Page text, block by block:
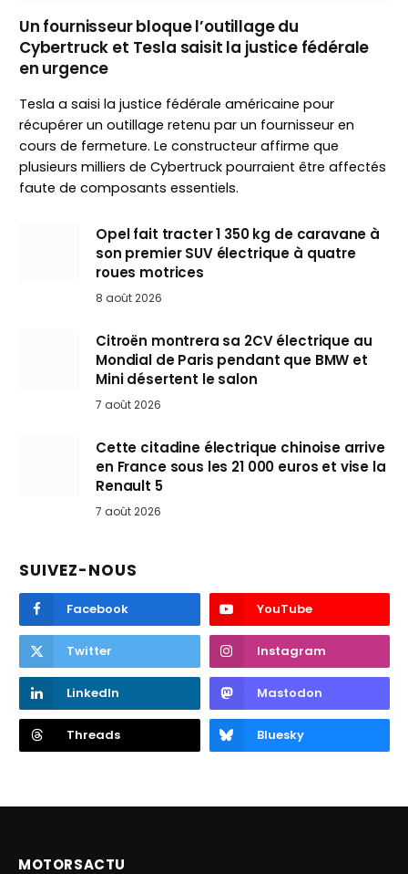
Un fournisseur bloque l’outillage du
Cybertruck et Tesla saisit la justice fédérale
en urgence
Tesla a saisi la justice fédérale américaine pour
récupérer un outillage retenu par un fournisseur en
cours de fermeture. Le constructeur affirme que
plusieurs milliers de Cybertruck pourraient être affectés
faute de composants essentiels.
Opel fait tracter 1 350 kg de caravane à
son premier SUV électrique à quatre
roues motrices
8 août 2026
Citroën montrera sa 2CV électrique au
Mondial de Paris pendant que BMW et
Mini désertent le salon
7 août 2026
Cette citadine électrique chinoise arrive
en France sous les 21 000 euros et vise la
Renault 5
7 août 2026
SUIVEZ-NOUS
Facebook YouTube
Twitter Instagram
LinkedIn Mastodon
Threads Bluesky
MOTORSACTU